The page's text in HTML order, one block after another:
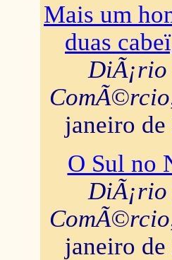
Mais um
duas
DiÃ¡rio
ComÃ©rcio
janeiro de
O Sul no
DiÃ¡rio
ComÃ©rcio
janeiro de